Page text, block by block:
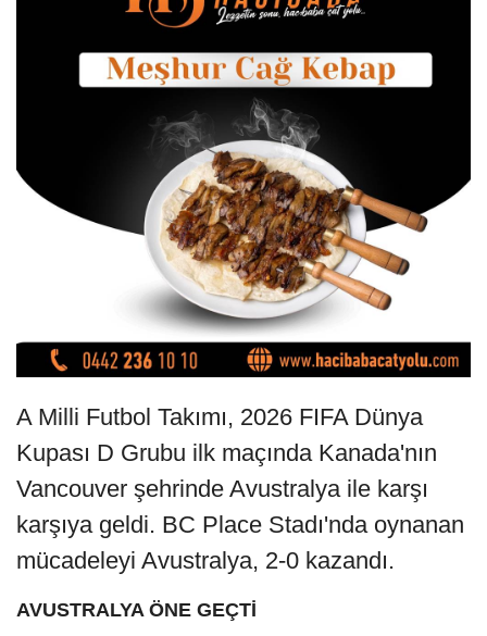
A Milli Futbol Takımı, 2026 FIFA Dünya
Kupası D Grubu ilk maçında Kanada'nın
Vancouver şehrinde Avustralya ile karşı
karşıya geldi. BC Place Stadı'nda oynanan
mücadeleyi Avustralya, 2-0 kazandı.
AVUSTRALYA ÖNE GEÇTİ